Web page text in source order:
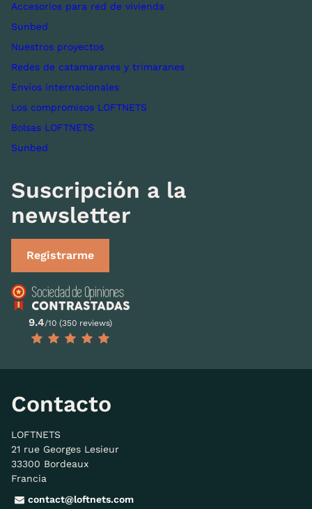
Accesorios para red de vivienda
Sunbed
Nuestros proyectos
Redes de catamaranes y trimaranes
Envíos internacionales
Los compromisos LOFTNETS
Bolsas LOFTNETS
Sunbed
Suscripción a la
newsletter
Registrarme
9.4/10 (350 reviews)
Contacto
LOFTNETS
21 rue Georges Lesieur
33300 Bordeaux
Francia
contact@loftnets.com